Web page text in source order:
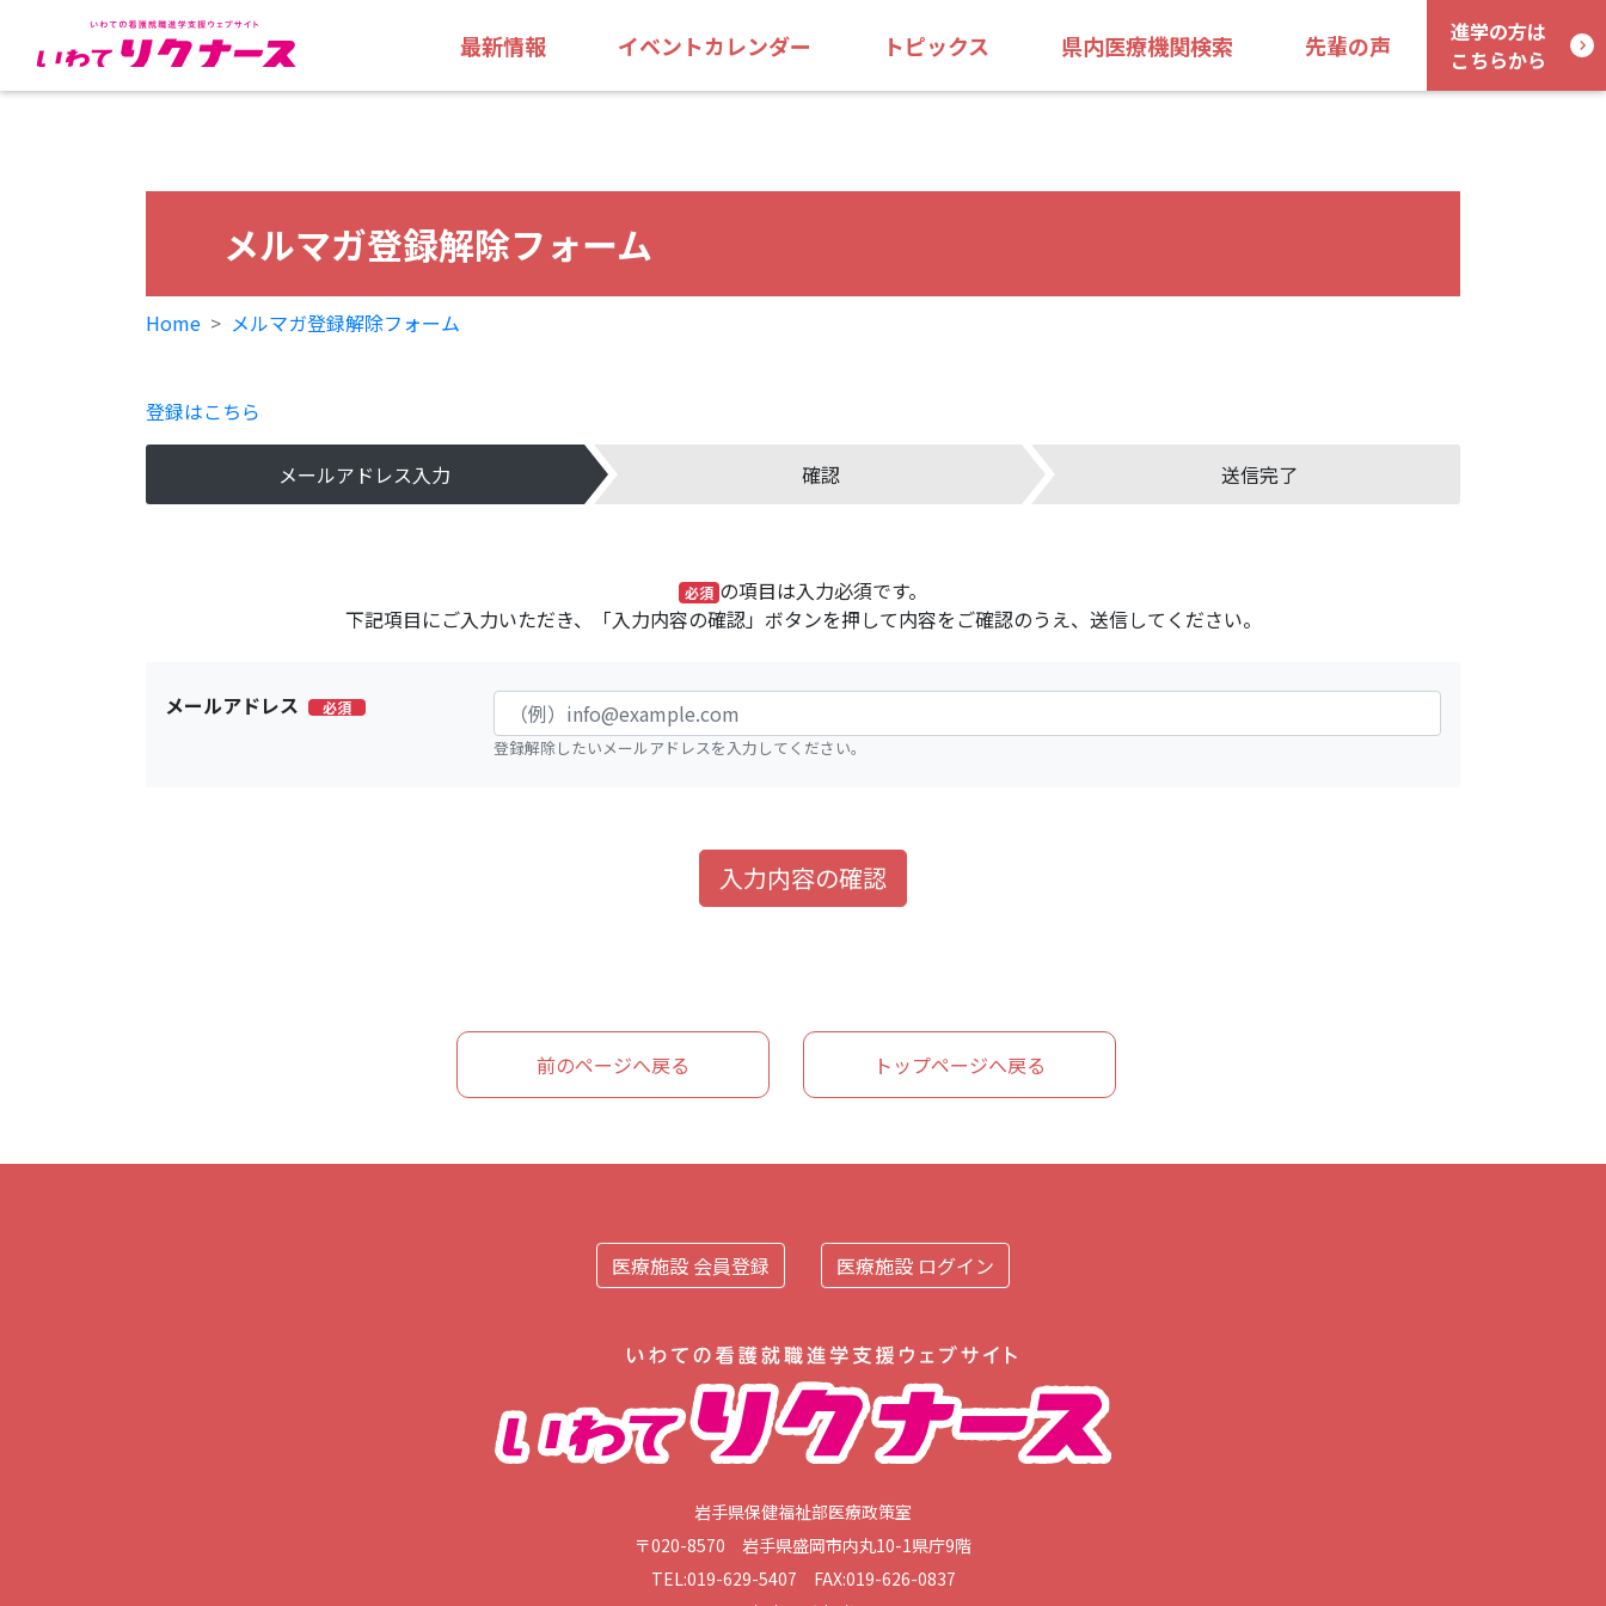
最新情報 イベントカレンダー トピックス 県内医療機関検索 先輩の声
進学の方は
こちらから
メルマガ登録解除フォーム
Home メルマガ登録解除フォーム
登録はこちら
メールアドレス入力 確認 送信完了
必須 の項目は入力必須です。
下記項目にご入力いただき、「入力内容の確認」ボタンを押して内容をご確認のうえ、送信してください。
メールアドレス 必須
登録解除したいメールアドレスを入力してください。
入力内容の確認
前のページへ戻る トップページへ戻る
医療施設 会員登録 医療施設 ログイン
岩手県保健福祉部医療政策室
〒020-8570 岩手県盛岡市内丸10-1県庁9階
TEL:019-629-5407 FAX:019-626-0837